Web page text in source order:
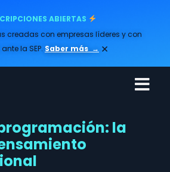
ABIERTAS
creadas con empresas líderes y con
la SEP. Saber más → ×
la